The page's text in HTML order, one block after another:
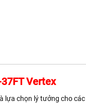
Vertex
lựa chọn lý tưởng cho